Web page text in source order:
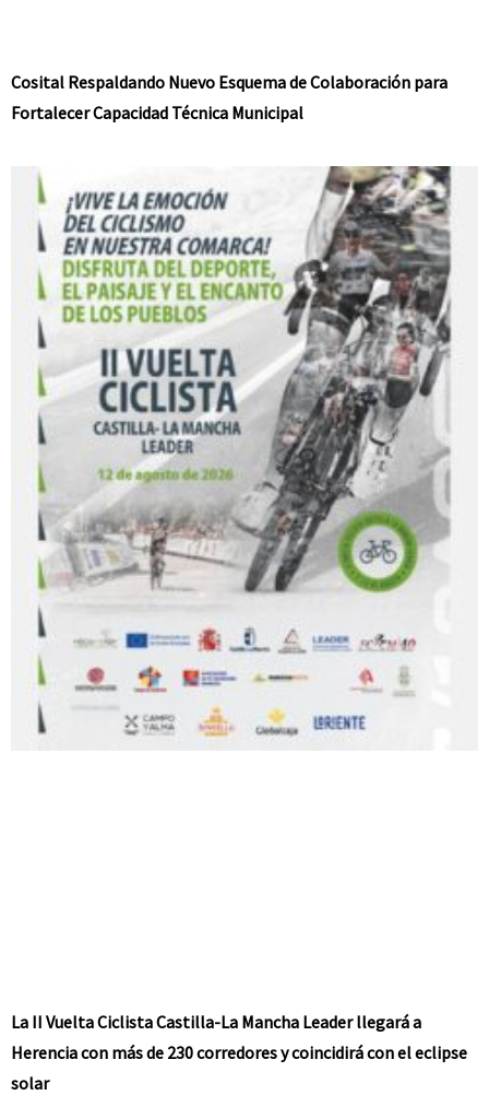
Cosital Respaldando Nuevo Esquema de Colaboración para
Fortalecer Capacidad Técnica Municipal
La II Vuelta Ciclista Castilla-La Mancha Leader llegará a
Herencia con más de 230 corredores y coincidirá con el eclipse
solar